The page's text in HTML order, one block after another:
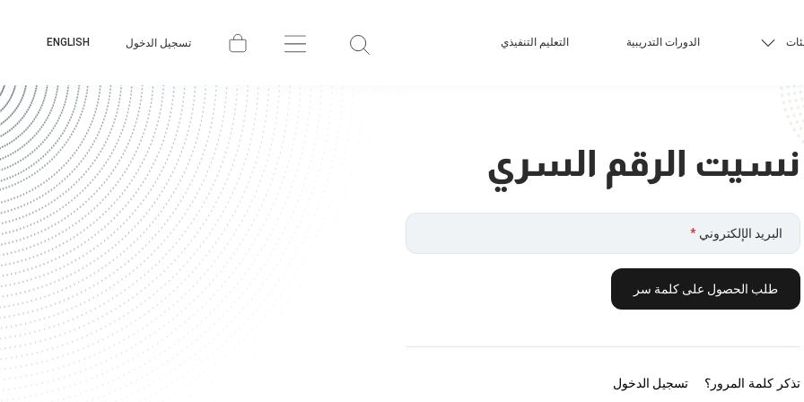
الدورات التدريبية التعليم التنفيذي تسجيل الدخول ENGLISH
نسيت الرقم السري
البريد الإلكتروني *
طلب الحصول على كلمة سر
تذكر كلمة المرور؟ تسجيل الدخول